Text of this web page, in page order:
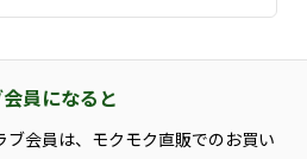
員になると
会員は、モクモク直販でのお買い